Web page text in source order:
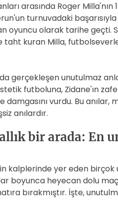
arasında Roger
turnuvadaki
oyuncu olarak tarihe geçti.
taht kuran Milla,
gerçekleşen unutulmaz
futboluna, Zidane'ın
vurdu. Bu anılar,
anılardır.
bir arada: En
kalplerinde yer eden birçok
boyunca heyecan dolu
bırakmıştır. İşte,